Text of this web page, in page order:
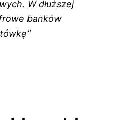
W dłuższej
banków